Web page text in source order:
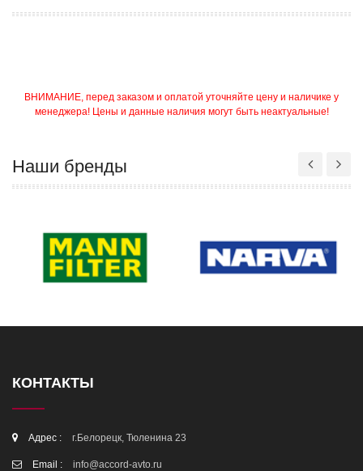
ВНИМАНИЕ, перед заказом и оплатой уточняйте цену и наличике у
менеджера! Цены и данные наличия могут быть неактуальные!
Наши бренды
КОНТАКТЫ
Адрес : г.Белорецк, Тюленина 23
Email : info@accord-avto.ru